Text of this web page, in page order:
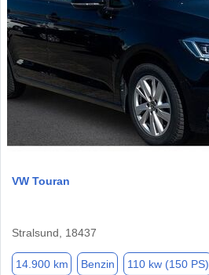
VW Touran
Stralsund, 18437
14.900 km Benzin 110 kw (150 PS)